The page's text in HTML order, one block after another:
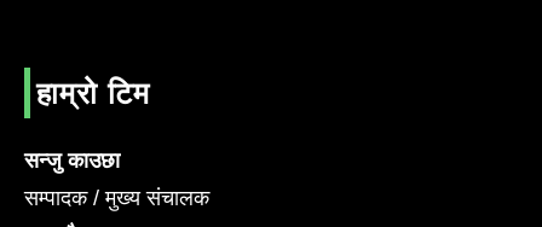
हाम्रो टिम
सन्जु काउछा
सम्पादक / मुख्य संचालक